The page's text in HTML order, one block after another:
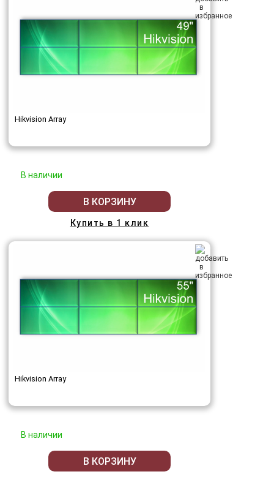
Hikvision Array
В наличии
В КОРЗИНУ
Купить в 1 клик
Hikvision Array
В наличии
В КОРЗИНУ